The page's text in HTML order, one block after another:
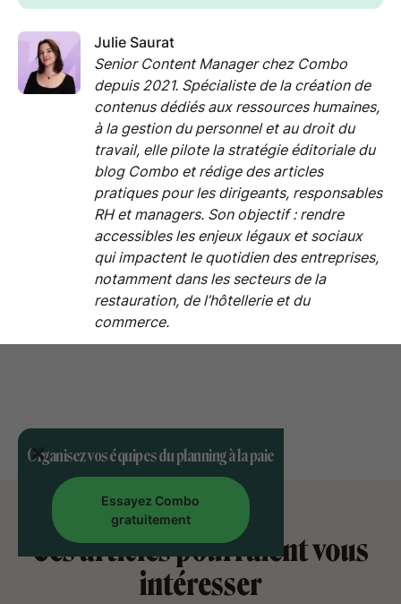
Organisez vos équipes du planning à la paie
Essayez Combo
gratuitement
Julie Saurat
Senior Content Manager chez Combo
depuis 2021. Spécialiste de la création de
contenus dédiés aux ressources humaines,
à la gestion du personnel et au droit du
travail, elle pilote la stratégie éditoriale du
blog Combo et rédige des articles
pratiques pour les dirigeants, responsables
RH et managers. Son objectif : rendre
accessibles les enjeux légaux et sociaux
qui impactent le quotidien des entreprises,
notamment dans les secteurs de la
restauration, de l’hôtellerie et du
commerce.
Ces articles pourraient vous
intéresser